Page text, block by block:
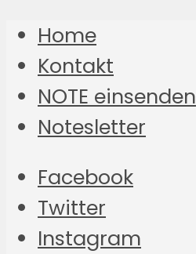
Home
Kontakt
NOTE einsenden
Notesletter
Facebook
Twitter
Instagram